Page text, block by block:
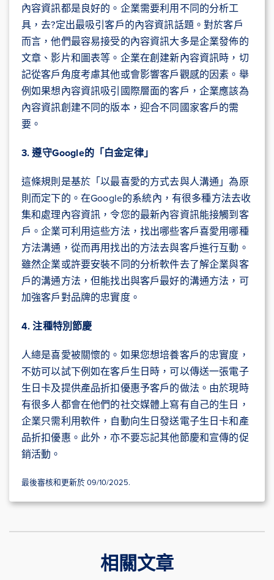
內容資訊都是良好的。企業需要利用不同的分析工
具，去?定出最吸引客戶的內容資訊話題。對於客戶
而言，他們最容易接受的內容資訊大多是企業發佈的
文章、影片和圖表等。企業在創建新內容資訊時，切
記從客戶角度考慮其他或會影響客戶觀感的因素。舉
例如果想內容資訊吸引國際層面的客戶，企業應該為
內容資訊創建不同的版本，迎合不同國家客戶的需
要。
3. 遵守Google的「白金定律」
這條規則是基於「以最喜愛的方式去與人溝通」為原
則而定下的。在Google的系統內，有很多種方法去收
集和處理內容資訊，令您的最新內容資訊能接觸到客
戶。企業可利用這些方法，找出哪些客戶喜愛用哪種
方法溝通，從而再用找出的方法去與客戶進行互動。
雖然企業或許要安裝不同的分析軟件去了解企業與客
戶的溝通方法，但能找出與客戶最好的溝通方法，可
加強客戶對品牌的忠實度。
4. 注種特別節慶
人總是喜愛被關懷的。如果您想培養客戶的忠實度，
不妨可以試下例如在客戶生日時，可以傳送一張電子
生日卡及提供產品折扣優惠予客戶的做法。由於現時
有很多人都會在他們的社交媒體上寫有自己的生日，
企業只需利用軟件，自動向生日發送電子生日卡和產
品折扣優惠。此外，亦不要忘記其他節慶和宣傳的促
銷活動。
最後審核和更新於 09/10/2025.
相關文章